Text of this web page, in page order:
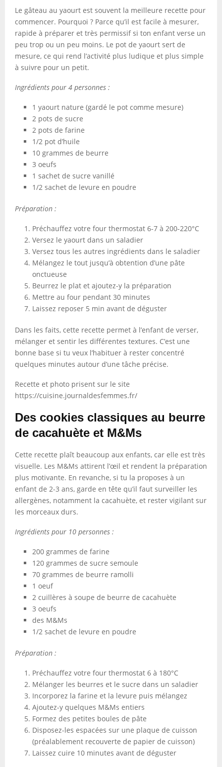
Le gâteau au yaourt est souvent la meilleure recette pour
commencer. Pourquoi ? Parce qu’il est facile à mesurer,
rapide à préparer et très permissif si ton enfant verse un
peu trop ou un peu moins. Le pot de yaourt sert de
mesure, ce qui rend l’activité plus ludique et plus simple
à suivre pour un petit.
Ingrédients pour 4 personnes :
1 yaourt nature (gardé le pot comme mesure)
2 pots de sucre
2 pots de farine
1/2 pot d’huile
10 grammes de beurre
3 oeufs
1 sachet de sucre vanillé
1/2 sachet de levure en poudre
Préparation :
Préchauffez votre four thermostat 6-7 à 200-220°C
Versez le yaourt dans un saladier
Versez tous les autres ingrédients dans le saladier
Mélangez le tout jusqu’à obtention d’une pâte
onctueuse
Beurrez le plat et ajoutez-y la préparation
Mettre au four pendant 30 minutes
Laissez reposer 5 min avant de déguster
Dans les faits, cette recette permet à l’enfant de verser,
mélanger et sentir les différentes textures. C’est une
bonne base si tu veux l’habituer à rester concentré
quelques minutes autour d’une tâche précise.
Recette et photo prisent sur le site
https://cuisine.journaldesfemmes.fr/
Des cookies classiques au beurre
de cacahuète et M&Ms
Cette recette plaît beaucoup aux enfants, car elle est très
visuelle. Les M&Ms attirent l’œil et rendent la préparation
plus motivante. En revanche, si tu la proposes à un
enfant de 2-3 ans, garde en tête qu’il faut surveiller les
allergènes, notamment la cacahuète, et rester vigilant sur
les morceaux durs.
Ingrédients pour 10 personnes :
200 grammes de farine
120 grammes de sucre semoule
70 grammes de beurre ramolli
1 oeuf
2 cuillères à soupe de beurre de cacahuète
3 oeufs
des M&Ms
1/2 sachet de levure en poudre
Préparation :
Préchauffez votre four thermostat 6 à 180°C
Mélanger les beurres et le sucre dans un saladier
Incorporez la farine et la levure puis mélangez
Ajoutez-y quelques M&Ms entiers
Formez des petites boules de pâte
Disposez-les espacées sur une plaque de cuisson
(préalablement recouverte de papier de cuisson)
Laissez cuire 10 minutes avant de déguster